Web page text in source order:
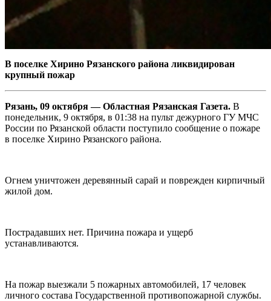
В поселке Хирино Рязанского района ликвидирован
крупный пожар
Рязань, 09 октября — Областная Рязанская Газета. В
понедельник, 9 октября, в 01:38 на пульт дежурного ГУ МЧС
России по Рязанской области поступило сообщение о пожаре
в поселке Хирино Рязанского района.
Огнем уничтожен деревянный сарай и поврежден кирпичный
жилой дом.
Пострадавших нет. Причина пожара и ущерб
устанавливаются.
На пожар выезжали 5 пожарных автомобилей, 17 человек
личного состава Государственной противопожарной службы.